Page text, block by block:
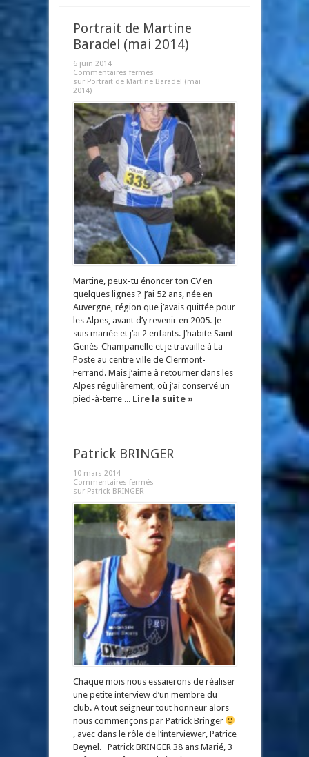
Portrait de Martine
Baradel (mai 2014)
6 juin 2014
Commentaires fermés
sur Portrait de Martine Baradel (mai
2014)
Martine, peux-tu énoncer ton CV en
quelques lignes ? J’ai 52 ans, née en
Auvergne, région que j’avais quittée pour
les Alpes, avant d’y revenir en 2005. Je
suis mariée et j’ai 2 enfants. J’habite Saint-
Genès-Champanelle et je travaille à La
Poste au centre ville de Clermont-
Ferrand. Mais j’aime à retourner dans les
Alpes régulièrement, où j’ai conservé un
pied-à-terre ... Lire la suite »
Patrick BRINGER
10 mars 2014
Commentaires fermés
sur Patrick BRINGER
Chaque mois nous essaierons de réaliser
une petite interview d’un membre du
club. A tout seigneur tout honneur alors
nous commençons par Patrick Bringer
, avec dans le rôle de l’interviewer, Patrice
Beynel. Patrick BRINGER 38 ans Marié, 3